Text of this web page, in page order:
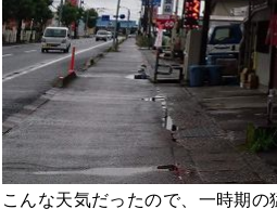
こんな天気だったので、一時期の